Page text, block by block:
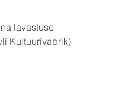
lavastuse
Kultuurivabrik)